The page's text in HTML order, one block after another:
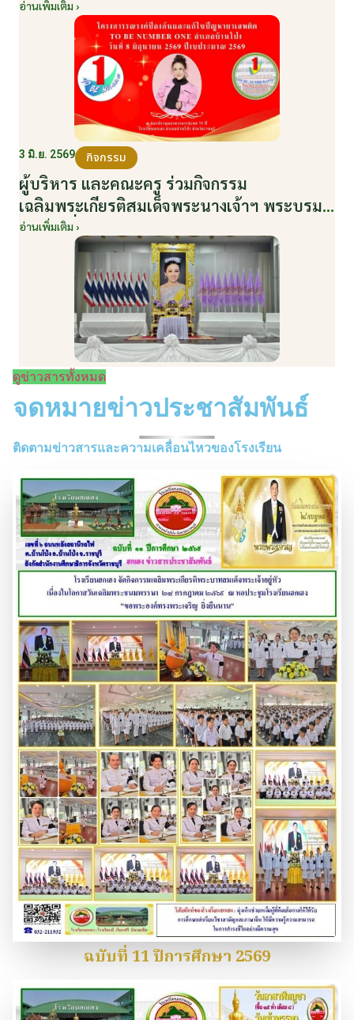
NUMBER ONE อำเภอบ้านโป่ง ปีงบประมาณ
2569 ให้กับนักเรียนแกนนำ ในวันที่ 8 มิถุนายน
อ่านเพิ่มเติม ›
3 มิ.ย. 2569 กิจกรรม
ผู้บริหาร และคณะครู ร่วมกิจกรรม
เฉลิมพระเกียรติสมเด็จพระนางเจ้าฯ พระบรม
ราชินี เนื่องในโอกาสวันเฉลิมพระชนมพรรษา
กับหน่วยงานอำเภอเมืองบ้านโป่ง ณ ศาลา
ประชาคมริมน้ำ วันที่ 3 มิถุนายน 2569
อ่านเพิ่มเติม ›
ดูข่าวสารทั้งหมด
จดหมายข่าวประชาสัมพันธ์
ติดตามข่าวสารและความเคลื่อนไหวของโรงเรียน
ฉบับที่ 11 ปีการศึกษา 2569